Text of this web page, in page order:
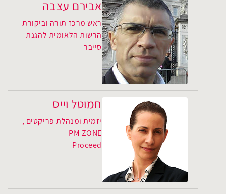
אבירם עצבה
ראש מרכז תורה וביקורת
הרשות הלאומית להגנת
סייבר
חמוטל וייס
יזמית ומנהלת פריקטים ,
PM ZONE
Proceed